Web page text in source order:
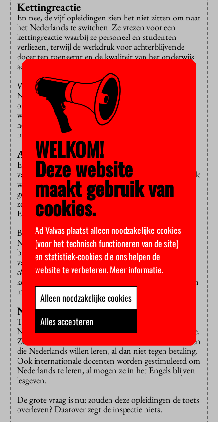
Kettingreactie
En nee, de vijf opleidingen zien het niet zitten om naar
het Nederlands te switchen. Ze vrezen voor een
kettingreactie waarbij ze personeel en studenten
verliezen, terwijl de werkdruk voor achterblijvende
docenten toeneemt en de kwaliteit van het onderwijs
achteruitgaat.
Van de studenten hoeft de overstap naar
Nederlandstalig onderwijs ook niet. De Nederlanders
onder hen verwachten later geen problemen in hun
werk als ze Engelstalig onderwijs volgen. Ze hebben
heus wel genoeg kennis van de Nederlandse taal,
menen ze, omdat het hun moedertaal is.
Arbeidsmarkt
Er zijn meer redenen voor Engelstalig onderwijs. Van
vakliteratuur tot jargon, Engels is vaak de voertaal in de
wetenschap. Op de werkvloer van veel internationaal
georiënteerde bedrijven spreken ze ook Engels. Verder
zou een Engelstalige bachelor de overgang naar een
Engelstalige master makkelijker maken.
Bovendien zouden buitenlandse studenten en
Nederlandse studenten veel van elkaar kunnen leren,
bijvoorbeeld op het gebied van interculturele
vaardigheden. Het is goed om in eeninternational
classroomandere perspectieven en culturen te leren
kennen, is het idee. Voor zo’n opleiding heb je ook een
internationale groep docenten nodig.
Nederlands als academische taal
Tegelijk willen de universiteiten heus wel het
Nederlands als academische taal bevorderen, zeggen ze.
Ze bieden cursussen aan voor internationale studenten
die Nederlands willen leren, al dan niet tegen betaling.
Ook internationale docenten worden gestimuleerd om
Nederlands te leren, al mogen ze in het Engels blijven
lesgeven.
De grote vraag is nu: zouden deze opleidingen de toets
overleven? Daarover zegt de inspectie niets.
WELKOM!
Deze website
maakt gebruik van
cookies.
Ad Valvas plaatst alleen noodzakelijke cookies
(voor het technisch functioneren van de site)
en statistiek-cookies die ons helpen de
website te verbeteren.Meer informatie.
Alleen noodzakelijke cookies
Alles accepteren